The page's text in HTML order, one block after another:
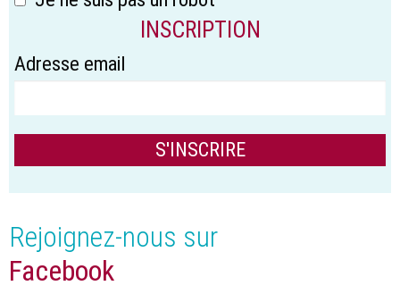
INSCRIPTION
Adresse email
Rejoignez-nous sur
Facebook